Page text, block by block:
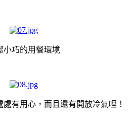
小巧的用餐環境
有用心，而且還有開放冷氣哩！